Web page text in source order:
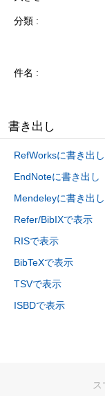
分類
件名
書き出し
RefWorksに書き出し
EndNoteに書き出し
Mendeleyに書き出し
Refer/BibIXで表示
RISで表示
BibTeXで表示
TSVで表示
ISBDで表示